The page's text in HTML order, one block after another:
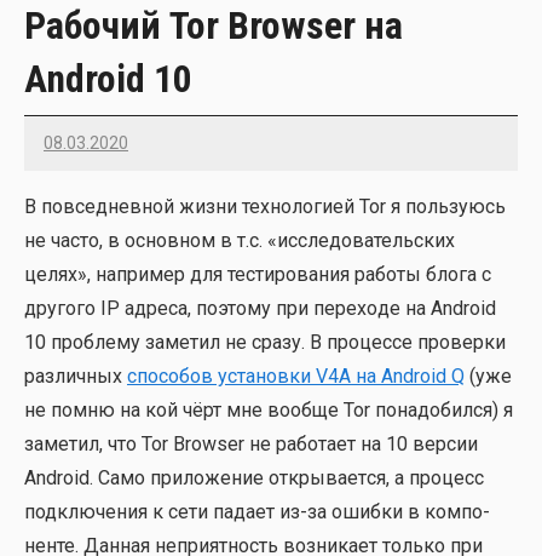
Рабочий Tor Browser на
Android 10
08.03.2020
Imatvey
В повсе­днев­ной жиз­ни тех­но­ло­ги­ей Tor я поль­зу­юсь
не часто, в основ­ном в т.с. «иссле­до­ва­тель­ских
целях», напри­мер для тести­ро­ва­ния рабо­ты бло­га с
дру­го­го IP адре­са, поэто­му при пере­хо­де на Android
10 про­бле­му заме­тил не сра­зу. В про­цес­се про­вер­ки
раз­лич­ных спо­со­бов уста­нов­ки V4A на Android Q (уже
не пом­ню на кой чёрт мне вооб­ще Tor пона­до­бил­ся) я
заме­тил, что Tor Browser не рабо­та­ет на 10 вер­сии
Android. Само при­ло­же­ние откры­ва­ет­ся, а про­цесс
под­клю­че­ния к сети пада­ет из-за ошиб­ки в ком­по­
нен­те. Дан­ная непри­ят­ность воз­ни­ка­ет толь­ко при